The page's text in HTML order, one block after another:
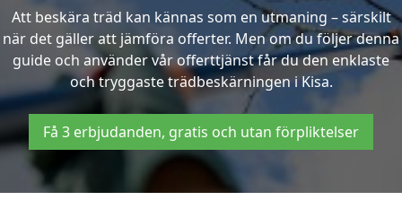
Att beskära träd kan kännas som en utmaning – särskilt
när det gäller att jämföra offerter. Men om du följer denna
guide och använder vår offerttjänst får du den enklaste
och tryggaste trädbeskärningen i Kisa.
Få 3 erbjudanden, gratis och utan förpliktelser